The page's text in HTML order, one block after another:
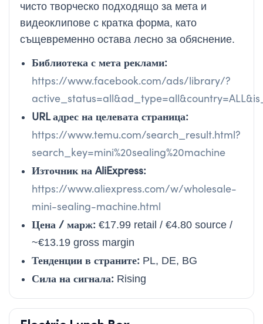
чисто творческо подходящо за мета и
видеоклипове с кратка форма, като
същевременно остава лесно за обяснение.
Библиотека с мета реклами:
https://www.facebook.com/ads/library/?
URL адрес на целевата страница:
https://www.temu.com/search_result.html?
search_key=mini%20sealing%20machine
Източник на AliExpress:
https://www.aliexpress.com/w/wholesale-
mini-sealing-machine.html
Цена / марж: €17.99 retail / €4.80 source /
~€13.19 gross margin
Тенденции в страните: PL, DE, BG
Сила на сигнала: Rising